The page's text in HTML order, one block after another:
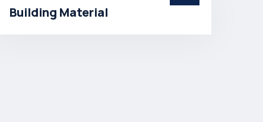
Building Material